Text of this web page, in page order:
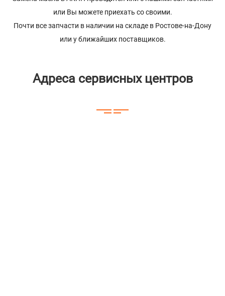
или Вы можете приехать со своими.
Почти все запчасти в наличии на складе в Ростове-на-Дону
или у ближайших поставщиков.
Адреса сервисных центров